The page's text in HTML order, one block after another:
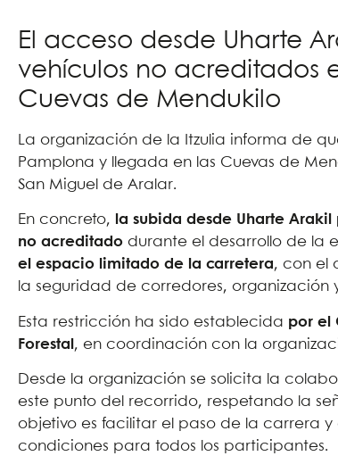
El acceso desde Uharte
vehículos no acreditados
Cuevas de Mendukilo
La organización de la Itzulia informa de
Pamplona y llegada en las Cuevas de
San Miguel de Aralar.
En concreto, la subida desde Uharte
no acreditado durante el desarrollo de la
el espacio limitado de la carretera, con el
la seguridad de corredores, organización
Esta restricción ha sido establecida por el
Forestal , en coordinación con la
Desde la organización se solicita la
este punto del recorrido, respetando la
objetivo es facilitar el paso de la carrera
condiciones para todos los participantes.